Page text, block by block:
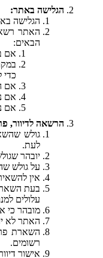
הגלישה באתר:
הגלישה
האתר
הבאים:
אם
כדי
אם
אם
אם
הרשאה לדיוור,
גולש
לעת.
יובהר
על גולש
אין
בעת
עלולים
מובהר כי
האתר לא
השארת
רשומים.